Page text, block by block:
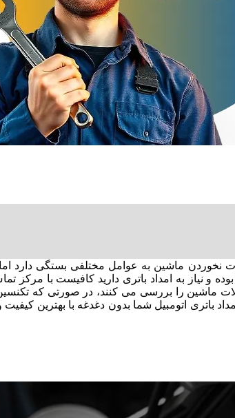
نخوردن ماشین به عوامل مختلفی بستگی دارد
ماشین را بررسی می ‌کنند، در صورتی که
باتری اتومبیل شما بدون دغدغه با بهترین